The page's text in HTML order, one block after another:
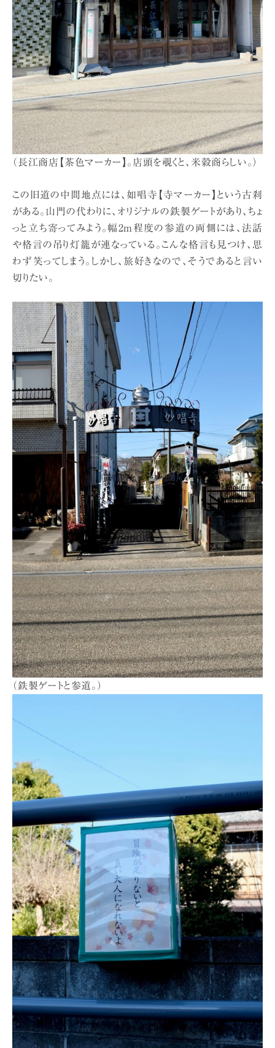
（長江商店【茶色マーカー】。店頭を覗くと、米穀商らしい。）
この旧道の中間地点には、如唱寺【寺マーカー】という古刹
がある。山門の代わりに、オリジナルの鉄製ゲートがあり、ちょ
っと立ち寄ってみよう。幅2m程度の参道の両側には、法話
や格言の吊り灯籠が連なっている。こんな格言も見つけ、思
わず笑ってしまう。しかし、旅好きなので、そうであると言い
切りたい。
（鉄製ゲートと参道。）